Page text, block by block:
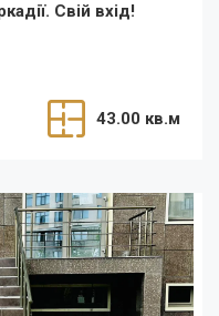
Свій вхід!
43.00 кв.м